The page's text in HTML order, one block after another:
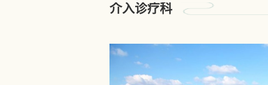
介入诊疗科